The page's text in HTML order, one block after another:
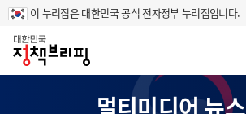
이 누리집은 대한민국 공식 전자정부 누리집입니다.
홈
멀티미디어 뉴스